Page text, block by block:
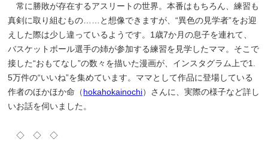
常に勝敗が存在するアスリートの世界。本番はもちろん、練習も
真剣に取り組むもの……と想像できますが、“異色の見学者”をお迎
えした際は少し違っているようです。1歳7か月の息子を連れて、
バスケットボール選手の姉が参加する練習を見学したママ。そこで
接した“おもてなし”の数々を描いた漫画が、インスタグラム上で1.
5万件の“いいね”を集めています。ママとして作品に登場している
作者のほかほか命（hokahokainochi）さんに、実際の様子など詳し
いお話を伺いました。
◇ ◇ ◇